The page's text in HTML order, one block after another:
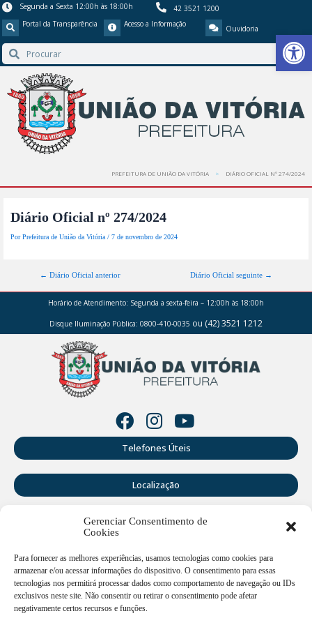
Gerenciar Consentimento de
Cookies
Para fornecer as melhores experiências, usamos tecnologias como cookies para
armazenar e/ou acessar informações do dispositivo. O consentimento para essas
tecnologias nos permitirá processar dados como comportamento de navegação ou IDs
exclusivos neste site. Não consentir ou retirar o consentimento pode afetar
negativamente certos recursos e funções.
Barra de
Segunda a Sexta 12:00h às 18:00h
42 3521 1200
Portal da Transparência
Acesso a Informação Ouvidoria
PREFEITURA DE UNIÃO DA VITÓRIA DIÁRIO OFICIAL Nº 274/2024
Diário Oficial nº 274/2024
PorPrefeitura de União da Vitória/7 de novembro de 2024
← Diário Oficial anterior Diário Oficial seguinte →
Horário de Atendimento: Segunda a sexta-feira – 12:00h às 18:00h
Disque Iluminação Pública: 0800-410-0035 ou (42) 3521 1212
Telefones Úteis
Localização
Perguntas Frequentes
Webmail
Rua Doutor Cruz Machado, 205 - Centro - União da Vitória -
PR